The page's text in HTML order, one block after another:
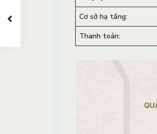
Cơ sở hạ tầng:
Thanh toán: